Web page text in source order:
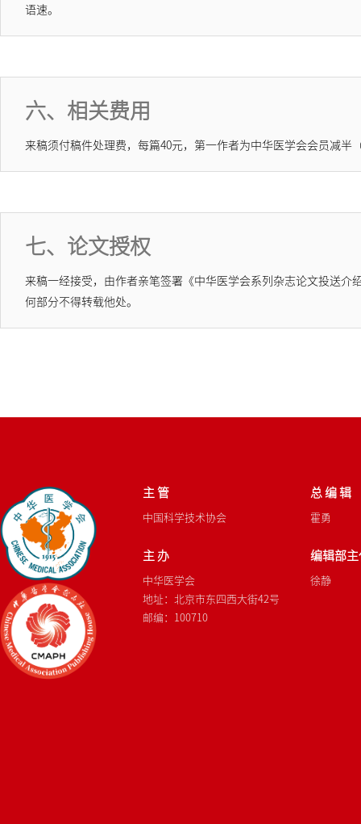
语速。
六、相关费用
来稿须付稿件处理费，每篇40元，第一作者为中华医学会会员减
七、论文授权
来稿一经接受，由作者亲笔签署《中华医学会系列杂志论文投送
何部分不得转载他处。
主 管
中国科学技术协会
主 办
中华医学会
地址：北京市东四西大街42号
邮编：100710
总 编 辑
霍勇
编辑部
徐静